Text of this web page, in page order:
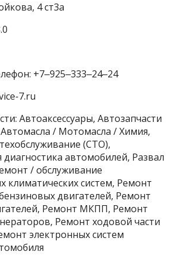
4 ст3а
+7‒925‒333‒24‒24
7.ru
Автоаксессуары, Автозапчасти
/ Мотомасла / Химия,
(СТО),
автомобилей, Развал
/ обслуживание
климатических систем, Ремонт
двигателей, Ремонт
Ремонт МКПП, Ремонт
Ремонт ходовой части
электронных систем